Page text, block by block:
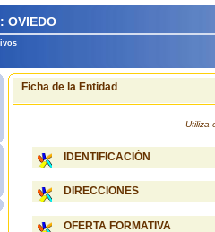
OVIEDO
Ficha de la Entidad
Utiliza
IDENTIFICACIÓN
DIRECCIONES
OFERTA FORMATIVA